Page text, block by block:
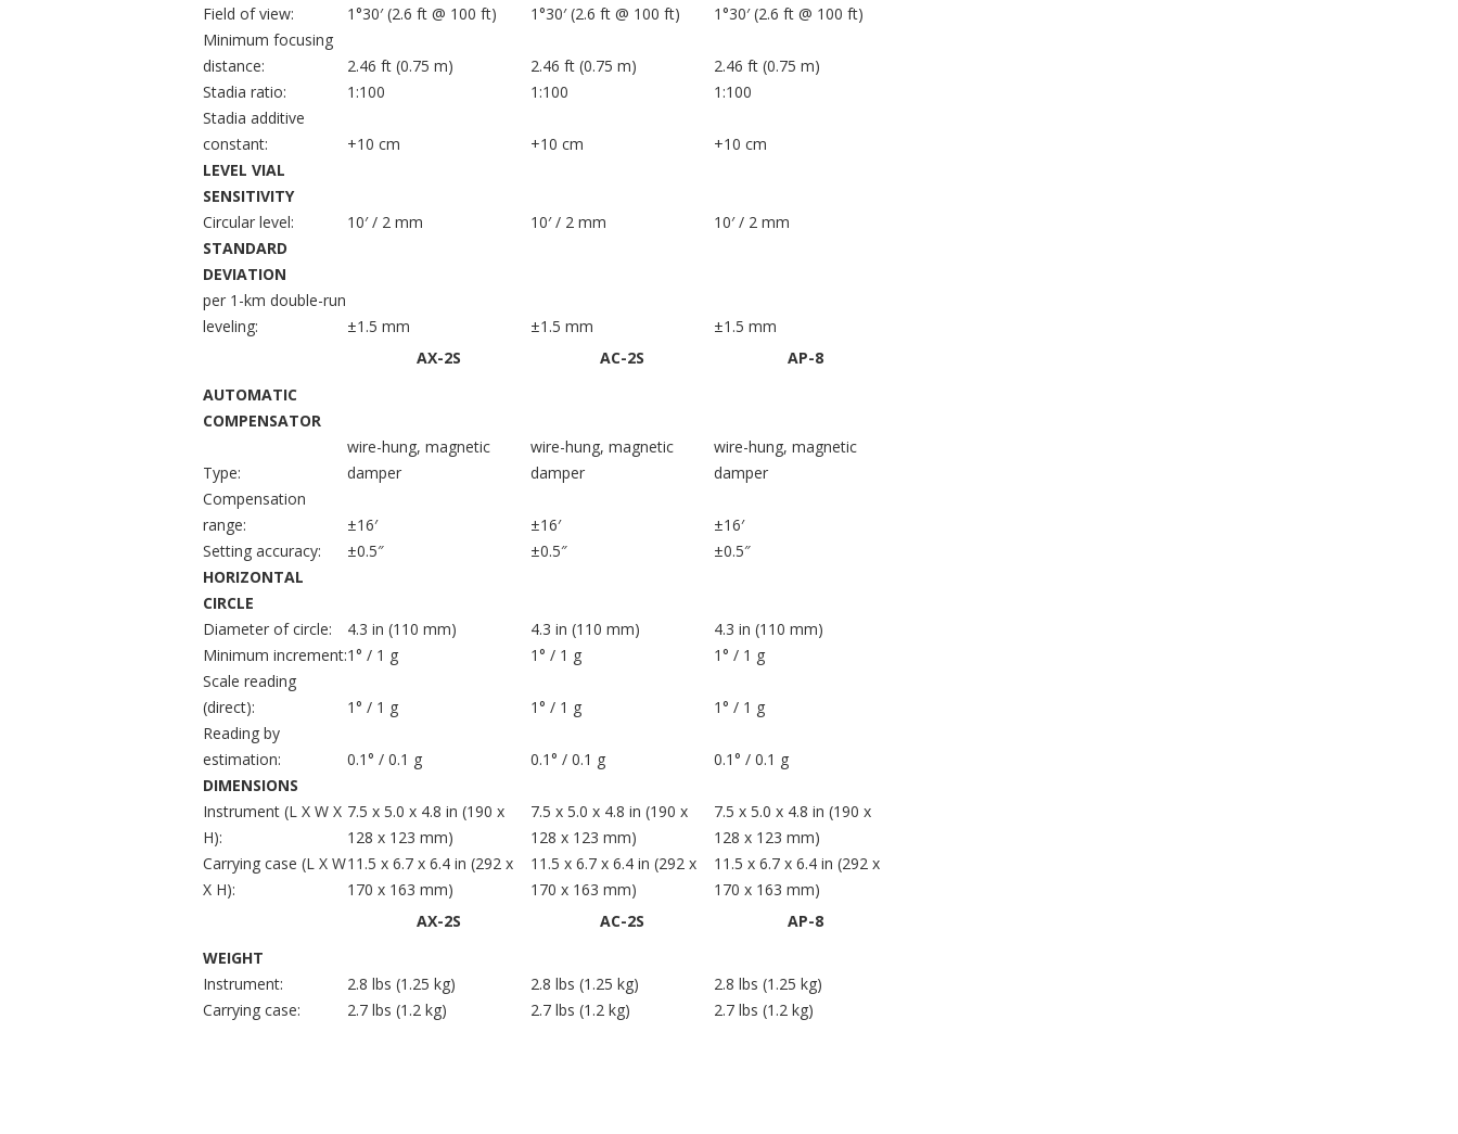
Field of view:
1°30′ (2.6 ft @ 100 ft) 1°30′ (2.6 ft @ 100 ft)
1°30′ (2.6 ft @ 100 ft)
Minimum focusing
distance:
2.46 ft (0.75 m) 2.46 ft (0.75 m)
2.46 ft (0.75 m)
Stadia ratio:
1:100 1:100
1:100
Stadia additive
constant:
+10 cm +10 cm
+10 cm
LEVEL VIAL
SENSITIVITY
Circular level:
10′ / 2 mm 10′ / 2 mm
10′ / 2 mm
STANDARD
DEVIATION
per 1-km double-run
leveling:
±1.5 mm ±1.5 mm
±1.5 mm
AX-2S
AC-2S
AP-8
AUTOMATIC
COMPENSATOR
Type:
wire-hung, magnetic
damper
wire-hung, magnetic
damper
wire-hung, magnetic
damper
Compensation
range:
±16′ ±16′
±16′
Setting accuracy:
±0.5″ ±0.5″
±0.5″
HORIZONTAL
CIRCLE
Diameter of circle:
4.3 in (110 mm) 4.3 in (110 mm)
4.3 in (110 mm)
Minimum increment:1° / 1 g 1° / 1 g
1° / 1 g
Scale reading
(direct):
1° / 1 g 1° / 1 g
1° / 1 g
Reading by
estimation:
0.1° / 0.1 g 0.1° / 0.1 g
0.1° / 0.1 g
DIMENSIONS
Instrument (L X W X
H):
7.5 x 5.0 x 4.8 in (190 x
128 x 123 mm)
7.5 x 5.0 x 4.8 in (190 x
128 x 123 mm)
7.5 x 5.0 x 4.8 in (190 x
128 x 123 mm)
Carrying case (L X W
X H):
11.5 x 6.7 x 6.4 in (292 x
170 x 163 mm)
11.5 x 6.7 x 6.4 in (292 x
170 x 163 mm)
11.5 x 6.7 x 6.4 in (292 x
170 x 163 mm)
AX-2S
AC-2S
AP-8
WEIGHT
Instrument:
2.8 lbs (1.25 kg) 2.8 lbs (1.25 kg)
2.8 lbs (1.25 kg)
Carrying case:
2.7 lbs (1.2 kg) 2.7 lbs (1.2 kg) 2.7 lbs (1.2 kg)